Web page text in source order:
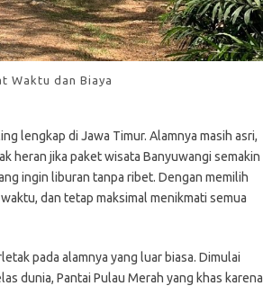
Waktu dan Biaya
lengkap di Jawa Timur. Alamnya masih asri,
heran jika paket wisata Banyuwangi semakin
ingin liburan tanpa ribet. Dengan memilih
dan tetap maksimal menikmati semua
pada alamnya yang luar biasa. Dimulai
dunia, Pantai Pulau Merah yang khas karena